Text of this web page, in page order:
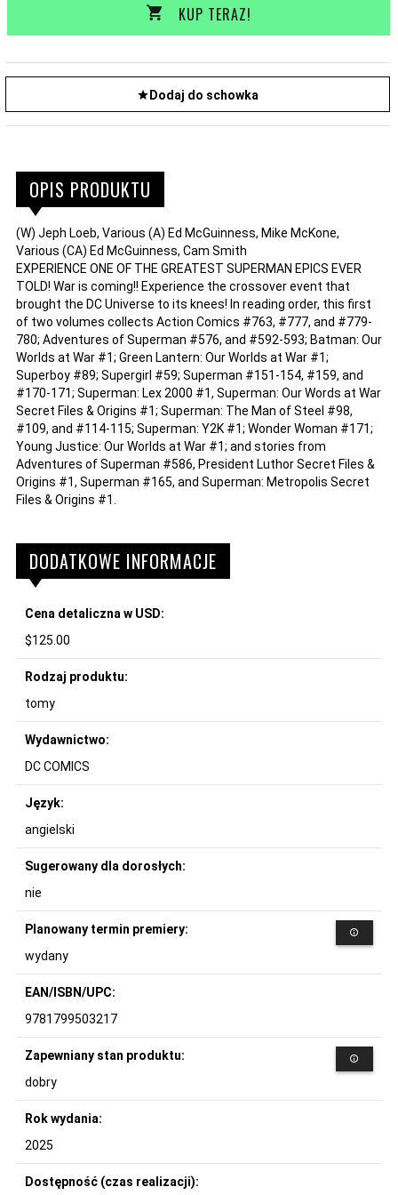
KUP TERAZ!
Dodaj do schowka
OPIS PRODUKTU
(W) Jeph Loeb, Various (A) Ed McGuinness, Mike McKone,
Various (CA) Ed McGuinness, Cam Smith
EXPERIENCE ONE OF THE GREATEST SUPERMAN EPICS EVER
TOLD! War is coming!! Experience the crossover event that
brought the DC Universe to its knees! In reading order, this first
of two volumes collects Action Comics #763, #777, and #779-
780; Adventures of Superman #576, and #592-593; Batman: Our
Worlds at War #1; Green Lantern: Our Worlds at War #1;
Superboy #89; Supergirl #59; Superman #151-154, #159, and
#170-171; Superman: Lex 2000 #1, Superman: Our Words at War
Secret Files & Origins #1; Superman: The Man of Steel #98,
#109, and #114-115; Superman: Y2K #1; Wonder Woman #171;
Young Justice: Our Worlds at War #1; and stories from
Adventures of Superman #586, President Luthor Secret Files &
Origins #1, Superman #165, and Superman: Metropolis Secret
Files & Origins #1.
DODATKOWE INFORMACJE
Cena detaliczna w USD:
$125.00
Rodzaj produktu:
tomy
Wydawnictwo:
DC COMICS
Język:
angielski
Sugerowany dla dorosłych:
nie
Planowany termin premiery:
wydany
EAN/ISBN/UPC:
9781799503217
Zapewniany stan produktu:
dobry
Rok wydania:
2025
Dostępność (czas realizacji):